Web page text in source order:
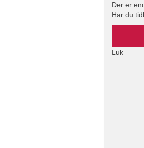
Der er
Har du
Luk